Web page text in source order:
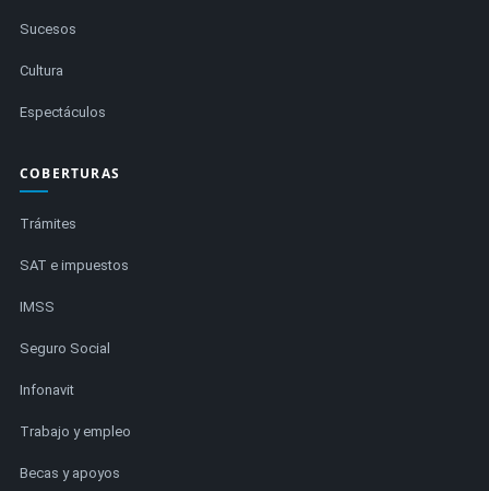
Sucesos
Cultura
Espectáculos
COBERTURAS
Trámites
SAT e impuestos
IMSS
Seguro Social
Infonavit
Trabajo y empleo
Becas y apoyos